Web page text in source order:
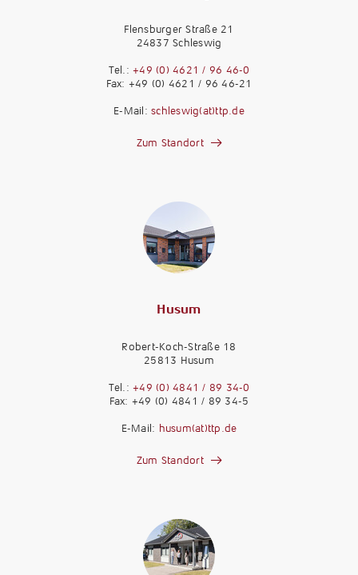
Flensburger Straße 21
24837 Schleswig
Tel.: +49 (0) 4621 / 96 46-0
Fax: +49 (0) 4621 / 96 46-21
E-Mail:schleswig(at)ttp.de
Zum Standort
Husum
Robert-Koch-Straße 18
25813 Husum
Tel.: +49 (0) 4841 / 89 34-0
Fax: +49 (0) 4841 / 89 34-5
E-Mail: husum(at)ttp.de
Zum Standort